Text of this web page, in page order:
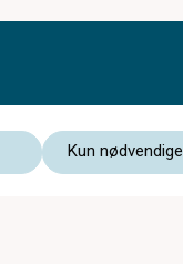
Kun nødvendige